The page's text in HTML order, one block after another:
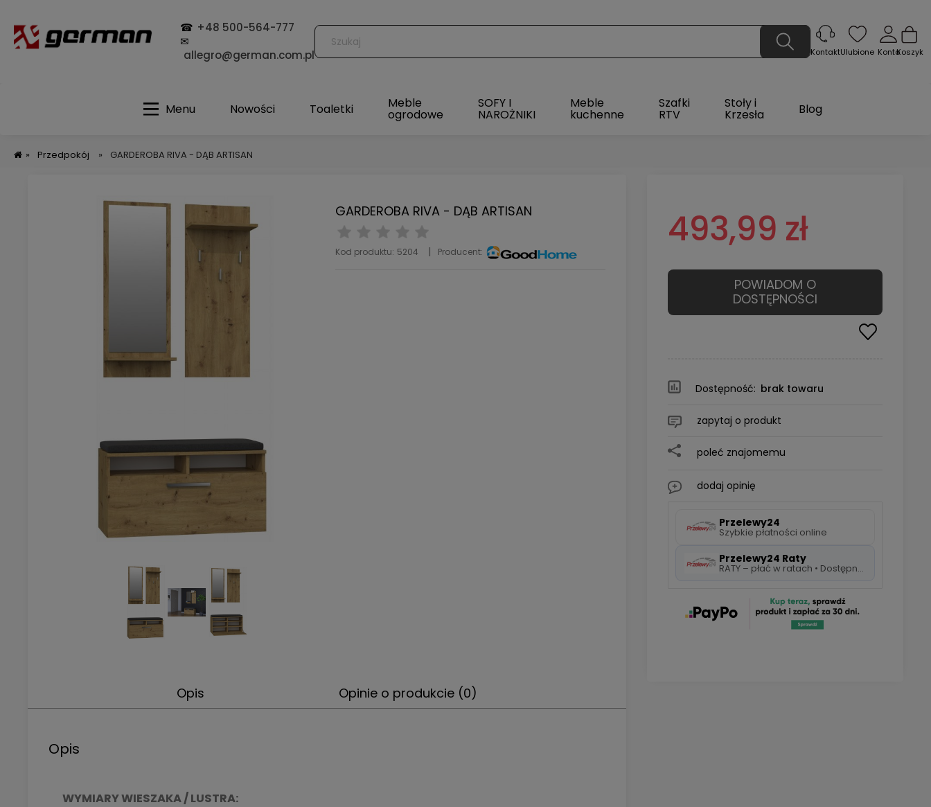
☎ +48 500-564-777
✉
allegro@german.com.pl
Koszyk
Konto
Ulubione
Kontakt
Menu Nowości Toaletki Meble
ogrodowe
SOFY I
NAROŻNIKI
Meble
kuchenne
Szafki
RTV
Stoły i
Krzesła Blog
» Przedpokój » GARDEROBA RIVA - DĄB ARTISAN
GARDEROBA RIVA - DĄB ARTISAN
Kod produktu: 5204 Producent:
Opis Opinie o produkcie (0)
Opis
WYMIARY WIESZAKA / LUSTRA:
493,99 zł
POWIADOM O
DOSTĘPNOŚCI
Dostępność: brak towaru
zapytaj o produkt
poleć znajomemu
dodaj opinię
Przelewy24
Szybkie płatności online
Przelewy24 Raty
RATY – płać w ratach • Dostępne 5 rat 0%